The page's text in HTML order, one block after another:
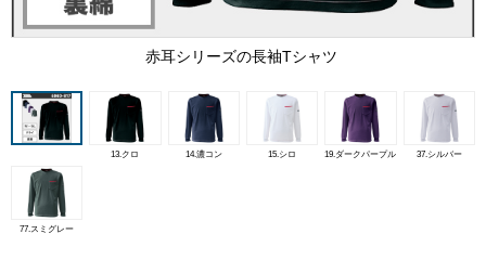
赤耳シリーズの長袖Tシャツ
13.クロ 14.濃コン 15.シロ 19.ダークパープル 37.シルバー
77.スミグレー